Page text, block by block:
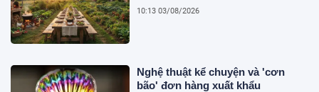
10:13 03/08/2026
Nghệ thuật kể chuyện và 'cơn
bão' đơn hàng xuất khẩu